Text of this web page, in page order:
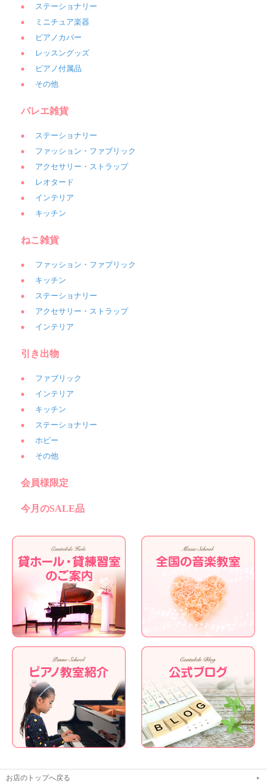
ステーショナリー
ミニチュア楽器
ピアノカバー
レッスングッズ
ピアノ付属品
その他
バレエ雑貨
ステーショナリー
ファッション・ファブリック
アクセサリー・ストラップ
レオタード
インテリア
キッチン
ねこ雑貨
ファッション・ファブリック
キッチン
ステーショナリー
アクセサリー・ストラップ
インテリア
引き出物
ファブリック
インテリア
キッチン
ステーショナリー
ホビー
その他
会員様限定
今月のSALE品
お店のトップへ戻る